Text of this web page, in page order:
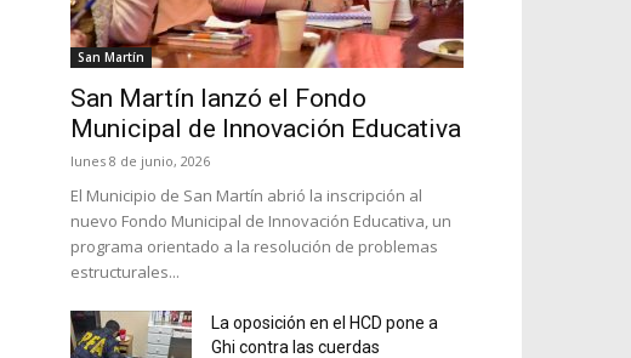
San Martín
San Martín lanzó el Fondo
Municipal de Innovación Educativa
lunes 8 de junio, 2026
El Municipio de San Martín abrió la inscripción al
nuevo Fondo Municipal de Innovación Educativa, un
programa orientado a la resolución de problemas
estructurales...
La oposición en el HCD pone a
Ghi contra las cuerdas